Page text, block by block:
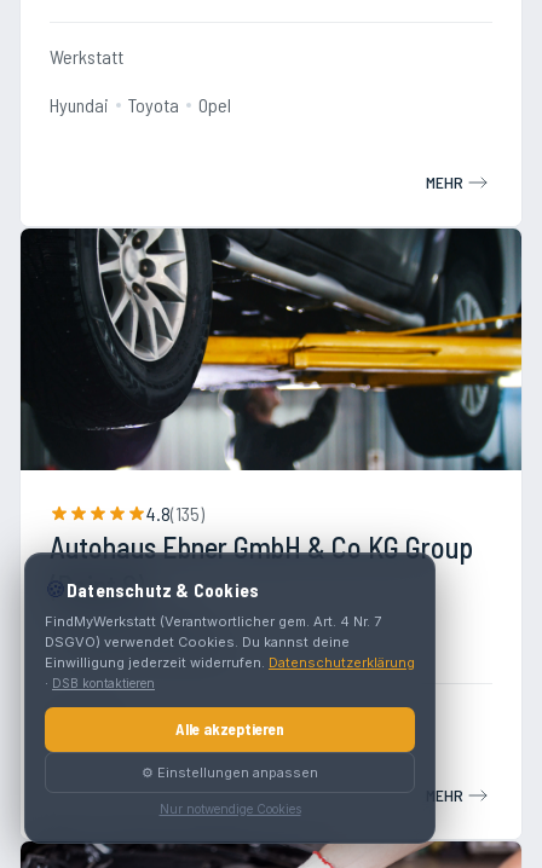
Werkstatt
Hyundai Toyota Opel
MEHR
4.8(135)
Autohaus Ebner GmbH & Co KG Group
(Point S)
Vierbatzstraße 3
2380 Perchtoldsdorf
MEHR
🍪 Datenschutz & Cookies
FindMyWerkstatt (Verantwortlicher gem. Art. 4 Nr. 7
DSGVO) verwendet Cookies. Du kannst deine
Einwilligung jederzeit widerrufen. Datenschutzerklärung
· DSB kontaktieren
Alle akzeptieren
⚙️ Einstellungen anpassen
Nur notwendige Cookies